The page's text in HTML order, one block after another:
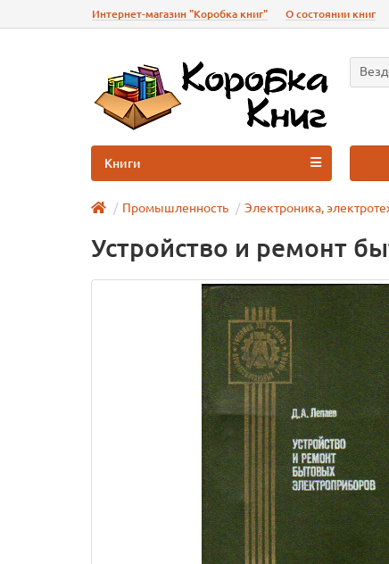
Интернет-магазин "Коробка книг" О состоянии книг
Книги
Промышленность Электроника,
Устройство и ремонт